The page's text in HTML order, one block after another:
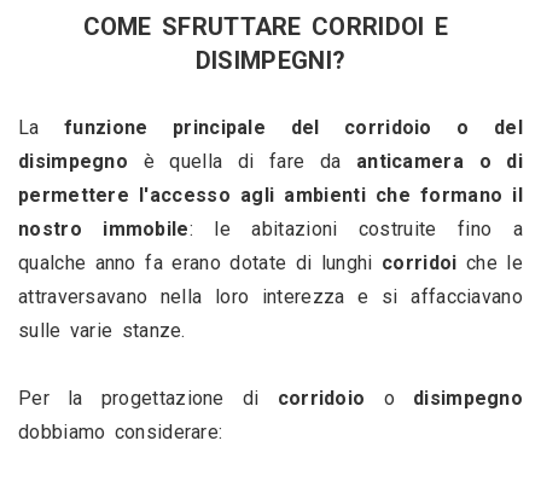
COME SFRUTTARE CORRIDOI E
DISIMPEGNI?
La funzione principale del corridoio o del
disimpegno è quella di fare da anticamera o di
permettere l'accesso agli ambienti che formano il
nostro immobile: le abitazioni costruite fino a
qualche anno fa erano dotate di lunghi corridoi che le
attraversavano nella loro interezza e si affacciavano
sulle varie stanze.
Per la progettazione di corridoio o disimpegno
dobbiamo considerare: